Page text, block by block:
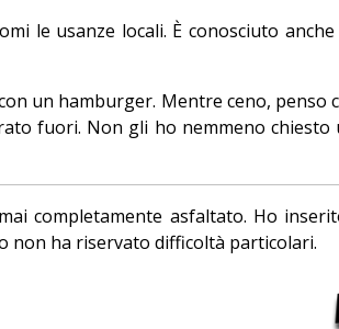
le usanze locali. È conosciuto
un hamburger. Mentre ceno, penso
fuori. Non gli ho nemmeno chiesto
completamente asfaltato. Ho
non ha riservato difficoltà particolari.